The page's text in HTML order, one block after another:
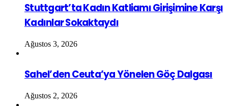
Stuttgart’ta Kadın Katliamı Girişimine Karşı
Kadınlar Sokaktaydı
Ağustos 3, 2026
Sahel’den Ceuta’ya Yönelen Göç Dalgası
Ağustos 2, 2026